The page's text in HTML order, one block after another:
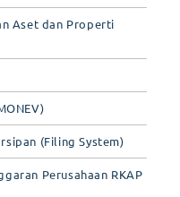
Aset dan Properti
(Filing System)
Perusahaan RKAP